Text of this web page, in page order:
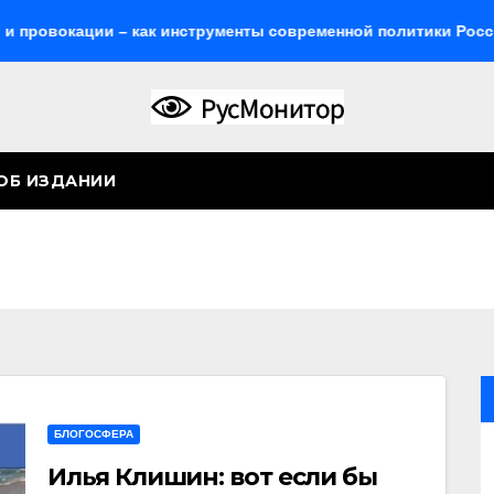
– как инструменты современной политики России
ИЗДАНИИ
БЛОГОСФЕРА
Илья Клишин: вот если бы